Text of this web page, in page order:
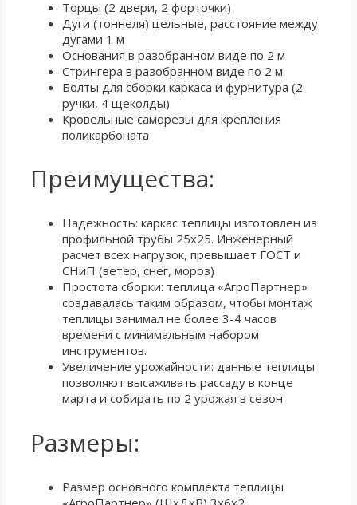
Торцы (2 двери, 2 форточки)
Дуги (тоннеля) цельные, расстояние между
дугами 1 м
Основания в разобранном виде по 2 м
Стрингера в разобранном виде по 2 м
Болты для сборки каркаса и фурнитура (2
ручки, 4 щеколды)
Кровельные саморезы для крепления
поликарбоната
Преимущества:
Надежность: каркас теплицы изготовлен из
профильной трубы 25х25. Инженерный
расчет всех нагрузок, превышает ГОСТ и
СНиП (ветер, снег, мороз)
Простота сборки: теплица «АгроПартнер»
создавалась таким образом, чтобы монтаж
теплицы занимал не более 3-4 часов
времени с минимальным набором
инструментов.
Увеличение урожайности: данные теплицы
позволяют высаживать рассаду в конце
марта и собирать по 2 урожая в сезон
Размеры:
Размер основного комплекта теплицы